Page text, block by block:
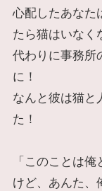
心配したあなた
たら猫はいなく
代わりに事務所
に！
なんと彼は猫と
た！
「このことは
けど、あんた、